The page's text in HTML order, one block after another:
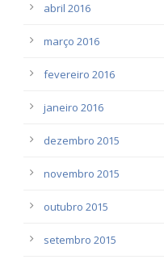
abril 2016
março 2016
fevereiro 2016
janeiro 2016
dezembro 2015
novembro 2015
outubro 2015
setembro 2015